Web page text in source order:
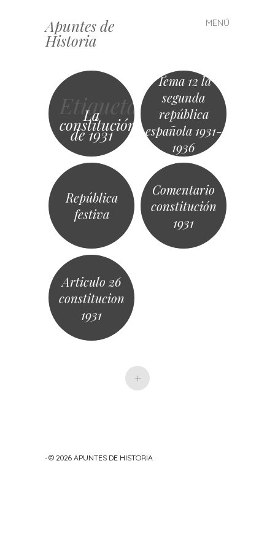
Apuntes de
Historia
MENÚ
Saltar
al
Etiqueta
La
constitución
de 1931
Tema 12 la
segunda
república
española 1931-
1936
República
festiva
Comentario
constitución
1931
Articulo 26
constitucion
1931
+
· © 2026 APUNTES DE HISTORIA